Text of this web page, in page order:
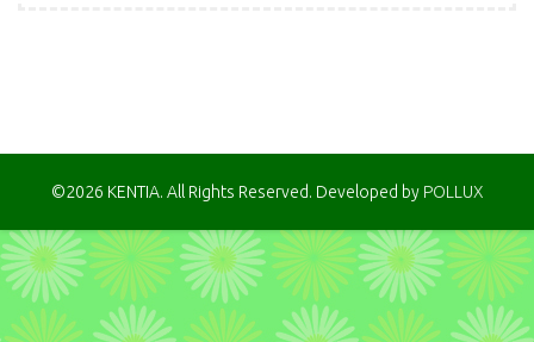
©2026 KENTIA. All Rights Reserved. Developed by POLLUX